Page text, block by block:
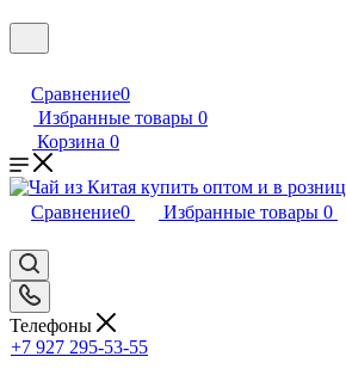
Сравнение0
Избранные товары 0
Корзина 0
Сравнение0 Избранные товары 0
Телефоны
+7 927 295-53-55